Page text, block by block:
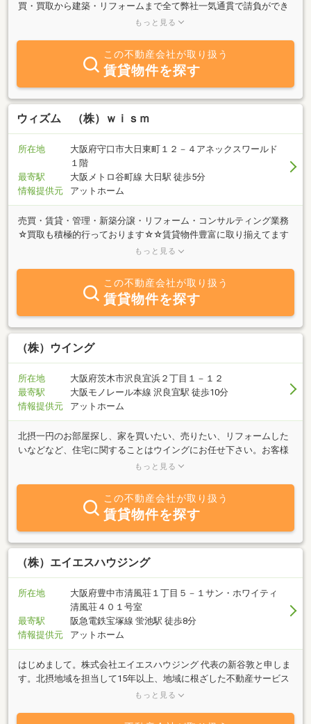
買・買取から建築・リフォームまで全て弊社一気通貫で請負ができ
ます。近年では不動産の保有、宅建業開業のサポートを助成金を使
で。その先の運用、開業全てサポートいたします。地域密着お気軽
にご相談ください。◇常時【売却・ローン相談】無料で承ります。
もっと見る
この不動産会社が取り扱う
賃貸物件を探す
ウィズム （株）ｗｉｓｍ
所在地
大阪府守口市大日東町１２－４アネックスワールド
１階
最寄駅
大阪メトロ谷町線 大日駅 徒歩5分
情報提供元
アットホーム
売買・賃貸・管理・新築分譲・リフォーム・コンサルティング業務
☆買取も積極的行っております☆☆賃貸物件豊富に取り揃えてます
☆☆不動産オーナー様のお力になれます☆収益物件・借地借家・古
もっと見る
この不動産会社が取り扱う
賃貸物件を探す
（株）ウイング
所在地
大阪府茨木市沢良宜浜２丁目１－１２
最寄駅
大阪モノレール本線 沢良宜駅 徒歩10分
情報提供元
アットホーム
北摂一円のお部屋探し、家を買いたい、売りたい、リフォームした
いなどなど、住宅に関することはウイングにお任せ下さい。お客様
にご満足いただけるよう丁寧にお手伝いさせていただきます。リフ
いただきます。お客様のご来店、スタッフ一同心よりお待ち致して
もっと見る
この不動産会社が取り扱う
賃貸物件を探す
（株）エイエスハウジング
所在地
大阪府豊中市清風荘１丁目５－１サン・ホワイティ
清風荘４０１号室
最寄駅
阪急電鉄宝塚線 蛍池駅 徒歩8分
情報提供元
アットホーム
はじめまして。株式会社エイエスハウジング 代表の新谷敦と申しま
す。北摂地域を担当して15年以上、地域に根ざした不動産サービス
を心がけてまいりました。『お客様とのすばらしい出会いを大切に
トーに、明るく元気に、そして誠実に取り組んでおります。家を
もっと見る